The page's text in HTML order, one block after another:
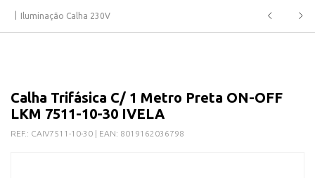
Iluminação Calha 230V
Calha Trifásica C/ 1 Metro Preta ON-OFF
LKM 7511-10-30 IVELA
REF.: CAIV7511-10-30 | EAN: 8019162036798